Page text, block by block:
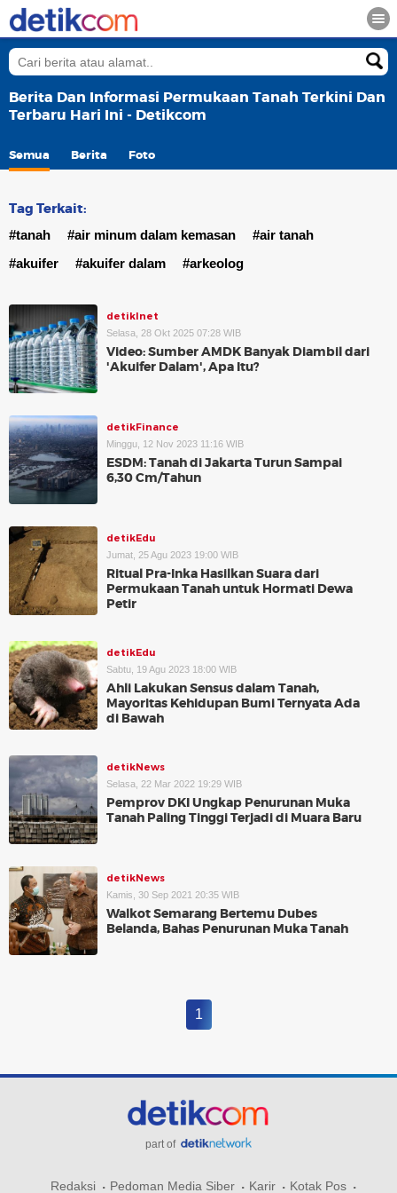
Berita Dan Informasi Permukaan Tanah Terkini Dan
Terbaru Hari Ini - Detikcom
Semua Berita Foto
Tag Terkait:
#tanah #air minum dalam kemasan
#air tanah
#akuifer
#akuifer dalam #arkeolog
detikInet
Selasa, 28 Okt 2025 07:28 WIB
Video: Sumber AMDK Banyak Diambil dari
'Akuifer Dalam', Apa Itu?
detikFinance
Minggu, 12 Nov 2023 11:16 WIB
ESDM: Tanah di Jakarta Turun Sampai
6,30 Cm/Tahun
detikEdu
Jumat, 25 Agu 2023 19:00 WIB
Ritual Pra-Inka Hasilkan Suara dari
Permukaan Tanah untuk Hormati Dewa
Petir
detikEdu
Sabtu, 19 Agu 2023 18:00 WIB
Ahli Lakukan Sensus dalam Tanah,
Mayoritas Kehidupan Bumi Ternyata Ada
di Bawah
detikNews
Selasa, 22 Mar 2022 19:29 WIB
Pemprov DKI Ungkap Penurunan Muka
Tanah Paling Tinggi Terjadi di Muara Baru
detikNews
Kamis, 30 Sep 2021 20:35 WIB
Walkot Semarang Bertemu Dubes
Belanda, Bahas Penurunan Muka Tanah
1
part of
Redaksi Pedoman Media Siber Karir Kotak Pos